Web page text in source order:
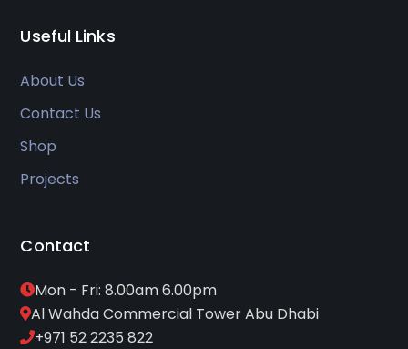
Useful Links
About Us
Contact Us
Shop
Projects
Contact
Mon - Fri: 8.00am 6.00pm
Al Wahda Commercial Tower Abu Dhabi
+971 52 2235 822